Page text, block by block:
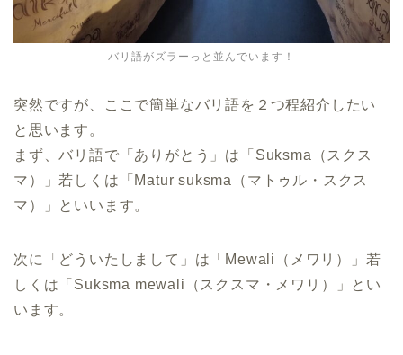
バリ語がズラーっと並んでいます！
突然ですが、ここで簡単なバリ語を２つ程紹介したい
と思います。
まず、バリ語で「ありがとう」は「Suksma（スクス
マ）」若しくは「Matur suksma（マトゥル・スクス
マ）」といいます。
次に「どういたしまして」は「Mewali（メワリ）」若
しくは「Suksma mewali（スクスマ・メワリ）」とい
います。